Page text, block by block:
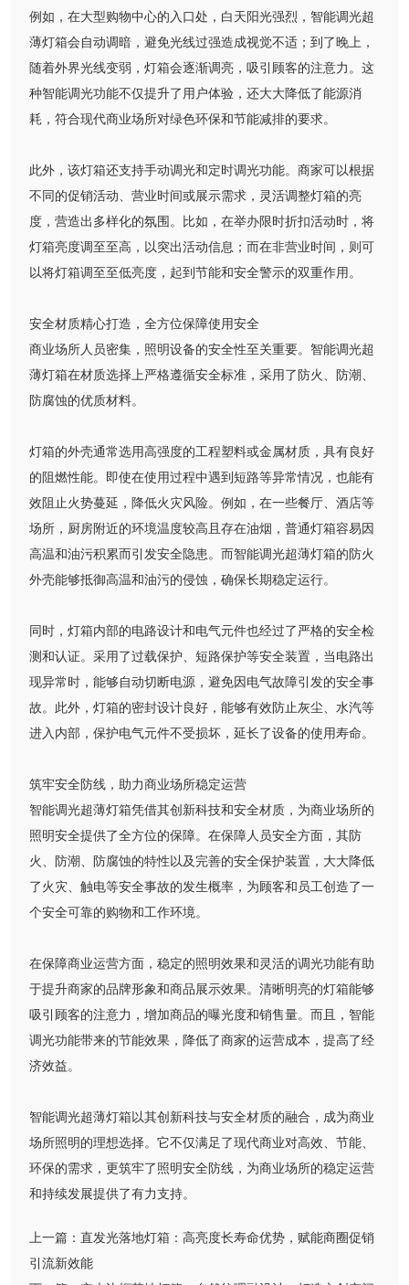
例如，在大型购物中心的入口处，白天阳光强烈，智能调光超
薄灯箱会自动调暗，避免光线过强造成视觉不适；到了晚上，
随着外界光线变弱，灯箱会逐渐调亮，吸引顾客的注意力。这
种智能调光功能不仅提升了用户体验，还大大降低了能源消
耗，符合现代商业场所对绿色环保和节能减排的要求。
此外，该灯箱还支持手动调光和定时调光功能。商家可以根据
不同的促销活动、营业时间或展示需求，灵活调整灯箱的亮
度，营造出多样化的氛围。比如，在举办限时折扣活动时，将
灯箱亮度调至至高，以突出活动信息；而在非营业时间，则可
以将灯箱调至至低亮度，起到节能和安全警示的双重作用。
安全材质精心打造，全方位保障使用安全
商业场所人员密集，照明设备的安全性至关重要。智能调光超
薄灯箱在材质选择上严格遵循安全标准，采用了防火、防潮、
防腐蚀的优质材料。
灯箱的外壳通常选用高强度的工程塑料或金属材质，具有良好
的阻燃性能。即使在使用过程中遇到短路等异常情况，也能有
效阻止火势蔓延，降低火灾风险。例如，在一些餐厅、酒店等
场所，厨房附近的环境温度较高且存在油烟，普通灯箱容易因
高温和油污积累而引发安全隐患。而智能调光超薄灯箱的防火
外壳能够抵御高温和油污的侵蚀，确保长期稳定运行。
同时，灯箱内部的电路设计和电气元件也经过了严格的安全检
测和认证。采用了过载保护、短路保护等安全装置，当电路出
现异常时，能够自动切断电源，避免因电气故障引发的安全事
故。此外，灯箱的密封设计良好，能够有效防止灰尘、水汽等
进入内部，保护电气元件不受损坏，延长了设备的使用寿命。
筑牢安全防线，助力商业场所稳定运营
智能调光超薄灯箱凭借其创新科技和安全材质，为商业场所的
照明安全提供了全方位的保障。在保障人员安全方面，其防
火、防潮、防腐蚀的特性以及完善的安全保护装置，大大降低
了火灾、触电等安全事故的发生概率，为顾客和员工创造了一
个安全可靠的购物和工作环境。
在保障商业运营方面，稳定的照明效果和灵活的调光功能有助
于提升商家的品牌形象和商品展示效果。清晰明亮的灯箱能够
吸引顾客的注意力，增加商品的曝光度和销售量。而且，智能
调光功能带来的节能效果，降低了商家的运营成本，提高了经
济效益。
智能调光超薄灯箱以其创新科技与安全材质的融合，成为商业
场所照明的理想选择。它不仅满足了现代商业对高效、节能、
环保的需求，更筑牢了照明安全防线，为商业场所的稳定运营
和持续发展提供了有力支持。
上一篇： 直发光落地灯箱：高亮度长寿命优势，赋能商圈促销
引流新效能